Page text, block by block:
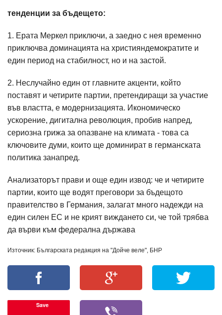
тенденции за бъдещето:
1. Ерата Меркел приключи, а заедно с нея временно
приключва доминацията на християндемократите и
един период на стабилност, но и на застой.
2. Неслучайно един от главните акценти, който
поставят и четирите партии, претендиращи за участие
във властта, е модернизацията. Икономическо
ускорение, дигитална революция, пробив напред,
сериозна грижа за опазване на климата - това са
ключовите думи, които ще доминират в германската
политика занапред.
Анализаторът прави и още един извод: че и четирите
партии, които ще водят преговори за бъдещото
правителство в Германия, залагат много надежди на
един силен ЕС и не крият виждането си, че той трябва
да върви към федерална държава
Източник: Българската редакция на "Дойче веле", БНР
Save